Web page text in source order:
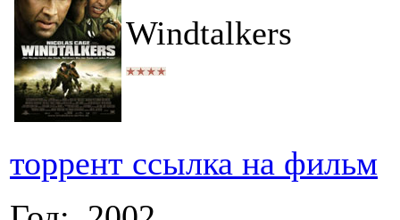
Windtalkers
торрент ссылка на фильм